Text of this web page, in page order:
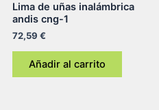
Lima de uñas inalámbrica
andis cng-1
72,59 €
Añadir al carrito